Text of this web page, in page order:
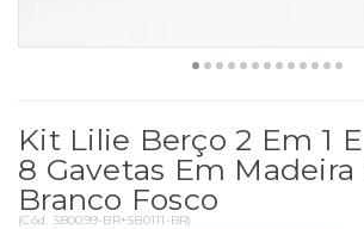
Kit Lilie Berço 2 Em 1
8 Gavetas Em Madeira
Branco Fosco
(Cód. SB0099-BR+SB0111-BR)